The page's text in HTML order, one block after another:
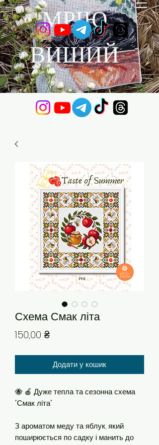
МРІЮ
ВИШИЙ
Схема Смак літа
150,00 ₴Ціна
Додати у кошик
🐝 🍎 Дуже тепла та сезонна схема
"Смак літа"
З ароматом меду та яблук, який
поширюється по садку і манить до